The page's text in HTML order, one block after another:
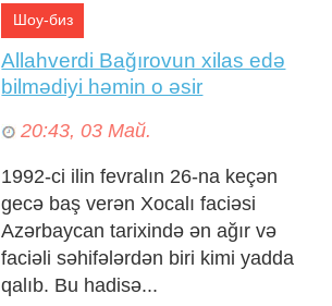
Шоу-биз
Allahverdi Bağırovun xilas edə
bilmədiyi həmin o əsir
20:43, 03 Май.
1992-ci ilin fevralın 26-na keçən
gecə baş verən Xocalı faciəsi
Azərbaycan tarixində ən ağır və
faciəli səhifələrdən biri kimi yadda
qalıb. Bu hadisə...